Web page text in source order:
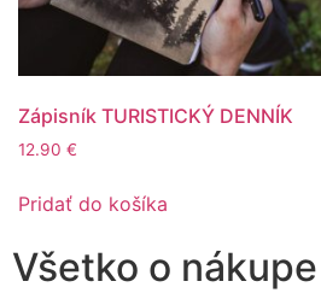
Zápisník TURISTICKÝ DENNÍK
12.90 €
Pridať do košíka
Všetko o nákupe